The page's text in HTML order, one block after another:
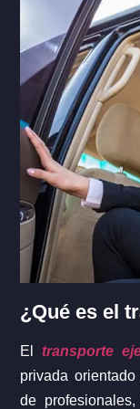
¿Qué es el
El transporte
privada
de